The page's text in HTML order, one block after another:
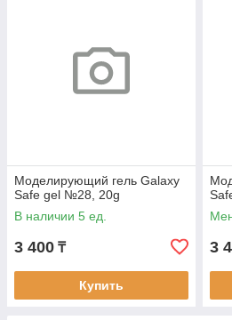
Моделирующий гель Galaxy
Safe gel №28, 20g
В наличии 5 ед.
3 400 ₸
Купить
3